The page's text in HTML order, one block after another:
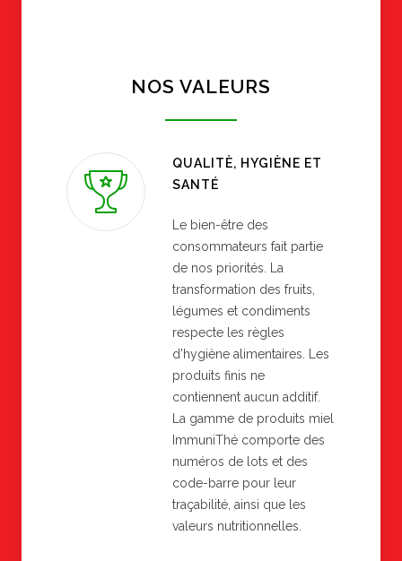
NOS VALEURS
QUALITÈ, HYGIÈNE ET
SANTÉ
Le bien-être des
consommateurs fait partie
de nos priorités. La
transformation des fruits,
légumes et condiments
respecte les règles
d’hygiène alimentaires. Les
produits finis ne
contiennent aucun additif.
La gamme de produits miel
ImmuniThé comporte des
numéros de lots et des
code-barre pour leur
traçabilité, ainsi que les
valeurs nutritionnelles.